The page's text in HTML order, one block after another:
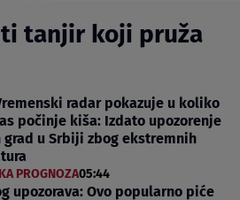
tanjir koji pruža
radar pokazuje u koliko
počinje kiša: Izdato upozorenje
grad u Srbiji zbog ekstremnih
PROGNOZA05:44
upozorava: Ovo popularno piće